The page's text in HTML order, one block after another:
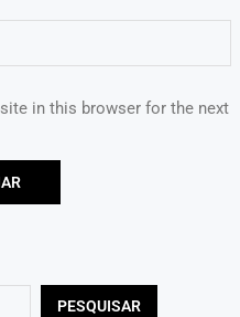
in this browser for the next
PESQUISAR